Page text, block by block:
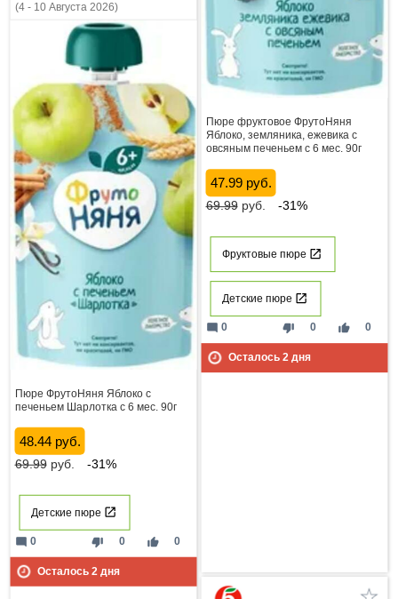
Пюре фруктовое ФрутоНяня
Яблоко, земляника, ежевика с
овсяным печеньем с 6 мес. 90г
47.99 руб.
69.99руб. -31%
Фруктовые пюре
Детские пюре
thumb_down 0 thumb_up 0
mode_comment 0
Осталось 2дня
(4 - 10 Августа 2026)
Пюре ФрутоНяня Яблоко с
печеньем Шарлотка с 6 мес. 90г
48.44 руб.
69.99руб. -31%
Детские пюре
thumb_down 0 thumb_up 0
mode_comment 0
Осталось 2 дня